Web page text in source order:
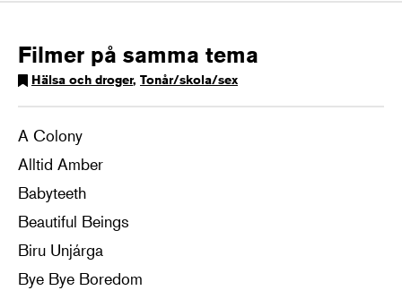
Filmer på samma tema
Hälsa och droger, Tonår/skola/sex
A Colony
Alltid Amber
Babyteeth
Beautiful Beings
Biru Unjárga
Bye Bye Boredom